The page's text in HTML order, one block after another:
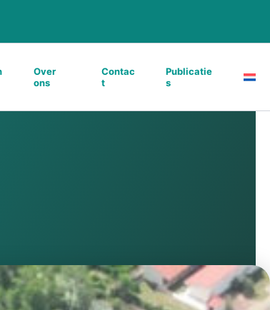
Over
ons
Contac
t
Publicatie
s